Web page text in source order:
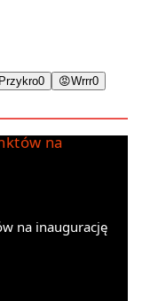
Przykro0 😡Wrrr0
na inaugurację